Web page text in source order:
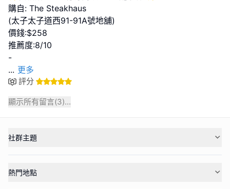
購自: The Steakhaus
(太子太子道西91-91A號地舖)
價錢:$258
推薦度:8/10
... 更多
評分
顯示所有留言(3)...
社群主題
熱門地點